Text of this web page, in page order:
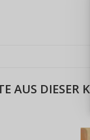
AUS DIESER